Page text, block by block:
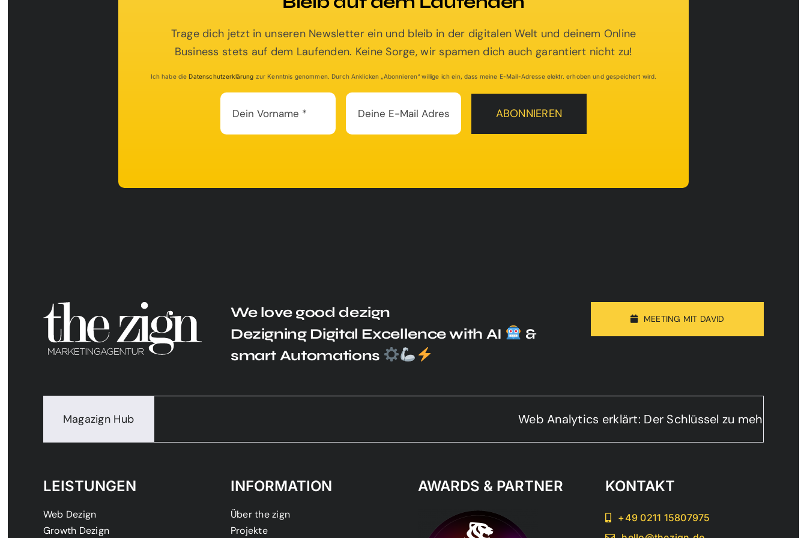
Trage dich jetzt in unseren Newsletter ein und bleib in der digitalen Welt und deinem Online
Business stets auf dem Laufenden. Keine Sorge, wir spamen dich auch garantiert nicht zu!
Ich habe dieDatenschutzerklärung zur Kenntnis genommen. Durch Anklicken „Abonnieren“ willige ich ein, dass meine E-Mail-Adresse elektr. erhoben und gespeichert wird.
ABONNIEREN
We love good dezign
Dezigning Digital Excellence with AI
&
smart Automations
MEETING MIT DAVID
Magazign Hub Web Analytics erklärt: Der Schlüssel zu mehr Leads
LEISTUNGEN
Web Dezign
Growth Dezign
INFORMATION
Über the zign
Projekte
AWARDS & PARTNER KONTAKT
+49 0211 15807975
auf den eigentlichen Inhalt zuzugreifen, klicken Sie auf die
an Drittanbieter weitergegeben werden.
Inhalt entsperren
Mehr Informationen